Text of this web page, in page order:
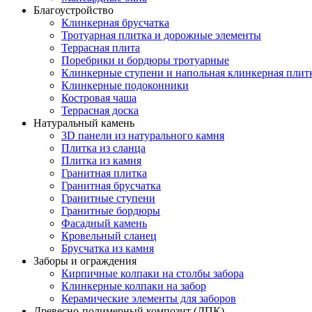
Благоустройство
Клинкерная брусчатка
Тротуарная плитка и дорожные элементы
Террасная плита
Поребрики и бордюры тротуарные
Клинкерные ступени и напольная клинкерная
Клинкерные подоконники
Костровая чаша
Террасная доска
Натуральный камень
3D панели из натурального камня
Плитка из сланца
Плитка из камня
Гранитная плитка
Гранитная брусчатка
Гранитные ступени
Гранитные бордюры
Фасадный камень
Кровельный сланец
Брусчатка из камня
Заборы и ограждения
Кирпичные колпаки на столбы забора
Клинкерные колпаки на забор
Керамические элементы для заборов